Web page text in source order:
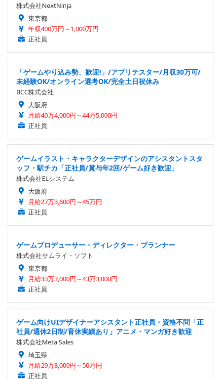
株式会社NextNinja
東京都
年収400万円～1,000万円
正社員
「ゲームやり込み勢、歓迎!」/アプリテスター/月収30万可/
未経験OK/オンライン選考OK/完全土日祝休み
BCC株式会社
大阪府
月給40万4,000円～44万5,000円
正社員
ゲームイラスト・キャラクターデザインのアシスタントスタ
ッフ・駅チカ「正社員/賞与年2回/ゲーム好き歓迎」
株式会社ELシステム
大阪府
月給27万3,600円～45万円
正社員
ゲームプロデューサー・ディレクター・プランナー
株式会社サムライ・ソフト
東京都
月給33万3,000円～43万3,000円
正社員
ゲーム向けUIデザイナーアシスタント正社員・資格不問「正
社員/週休2日制/育休実績あり」アニメ・マンガ好き歓迎
株式会社Meta Sales
埼玉県
月給29万8,000円～50万円
正社員